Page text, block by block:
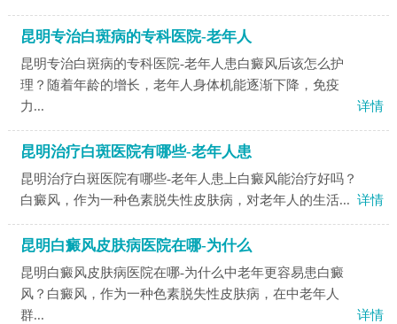
昆明专治白斑病的专科医院-老年人
昆明专治白斑病的专科医院-老年人患白癜风后该怎么护
理？随着年龄的增长，老年人身体机能逐渐下降，免疫
力...
详情
昆明治疗白斑医院有哪些-老年人患
昆明治疗白斑医院有哪些-老年人患上白癜风能治疗好吗？
白癜风，作为一种色素脱失性皮肤病，对老年人的生活... 详情
昆明白癜风皮肤病医院在哪-为什么
昆明白癜风皮肤病医院在哪-为什么中老年更容易患白癜
风？白癜风，作为一种色素脱失性皮肤病，在中老年人
群...
详情